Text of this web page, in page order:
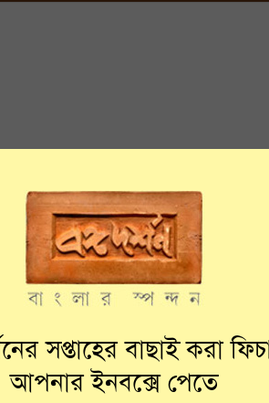
সপ্তাহের বাছাই করা
আপনার ইনবক্সে পেতে